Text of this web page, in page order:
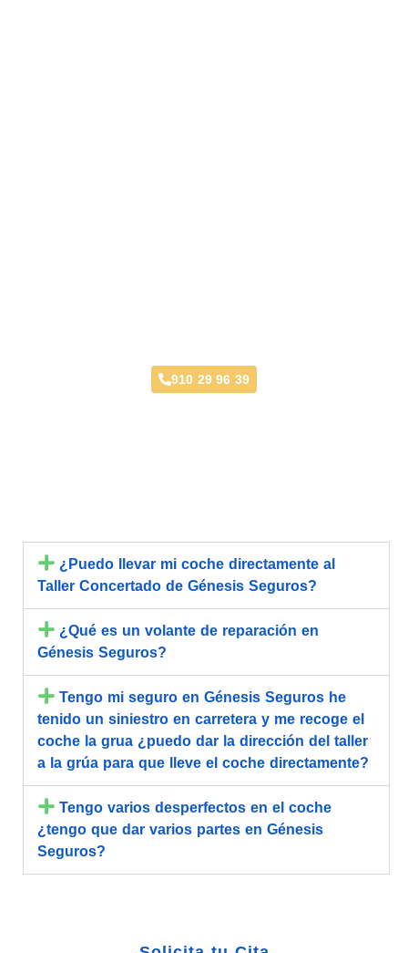
910 29 96 39
¿Puedo llevar mi coche directamente al
Taller Concertado de Génesis Seguros?
¿Qué es un volante de reparación en
Génesis Seguros?
Tengo mi seguro en Génesis Seguros he
tenido un siniestro en carretera y me recoge el
coche la grua ¿puedo dar la dirección del taller
a la grúa para que lleve el coche directamente?
Tengo varios desperfectos en el coche
¿tengo que dar varios partes en Génesis
Seguros?